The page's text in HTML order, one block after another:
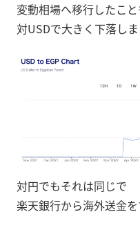
変動相場へ移行したこ
対USDで大きく下落しま
対円でもそれは同じで
楽天銀行から海外送金